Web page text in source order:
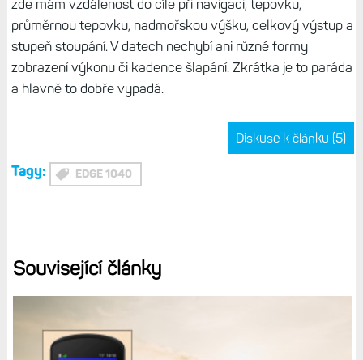
zde mám vzdálenost do cíle při navigaci, tepovku,
průměrnou tepovku, nadmořskou výšku, celkový výstup a
stupeň stoupání. V datech nechybí ani různé formy
zobrazení výkonu či kadence šlapání. Zkrátka je to paráda
a hlavně to dobře vypadá.
Diskuse k článku (5)
Tagy: EDGE 1040
Související články